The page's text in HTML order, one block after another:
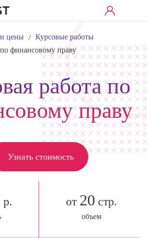
цены / Курсовые работы
финансовому праву
работа по
праву
Узнать стоимость
р. от 20 стр.
объем